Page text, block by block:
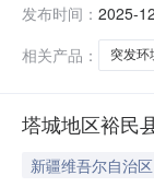
公司地
联系电
发布时间： 2025-
相关产品：
突发环
塔城地区裕民
新疆维吾尔自治